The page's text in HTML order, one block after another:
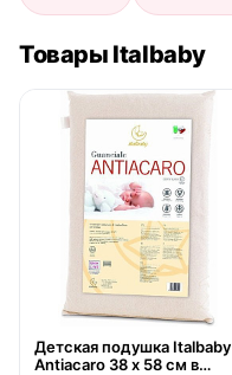
Товары Italbaby
● в наличии
Детская подушка Italbaby
Antiacaro 38 х 58 см в